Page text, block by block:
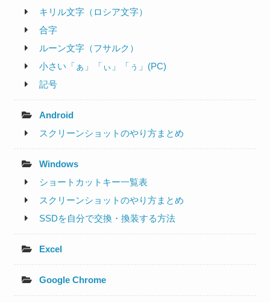
キリル文字（ロシア文字）
合字
ルーン文字（フサルク）
小さい「ぁ」「ぃ」「ぅ」(PC)
記号
Android
スクリーンショットのやり方まとめ
Windows
ショートカットキー一覧表
スクリーンショットのやり方まとめ
SSDを自分で交換・換装する方法
Excel
Google Chrome